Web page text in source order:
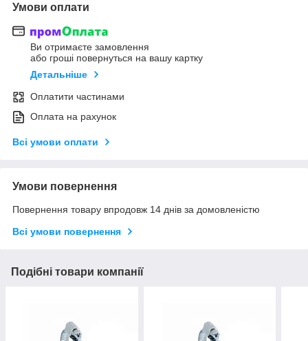
Умови оплати
Ви отримаєте замовлення
або гроші повернуться на вашу картку
Детальніше
Оплатити частинами
Оплата на рахунок
Всі умови оплати
Умови повернення
Повернення товару впродовж 14 днів за домовленістю
Всі умови повернення
Подібні товари компанії